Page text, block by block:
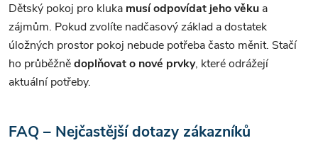
Dětský pokoj pro kluka musí odpovídat jeho věku a
zájmům. Pokud zvolíte nadčasový základ a dostatek
úložných prostor pokoj nebude potřeba často měnit. Stačí
ho průběžnědoplňovat o nové prvky, které odrážejí
aktuální potřeby.
FAQ – Nejčastější dotazy zákazníků